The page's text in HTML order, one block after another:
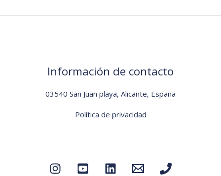
Información de contacto
03540 San Juan playa, Alicante, España
Política de privacidad